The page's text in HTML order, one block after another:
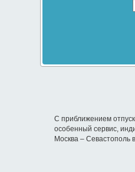
С приближением
особенный сервис,
Москва – Севастополь